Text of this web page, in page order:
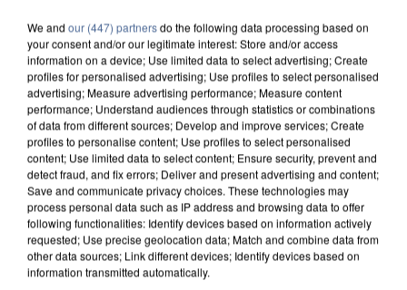
We and our (447) partnersdo the following data processing based on
your consent and/or our legitimate interest: Store and/or access
information on a device; Use limited data to select advertising; Create
profiles for personalised advertising; Use profiles to select personalised
advertising; Measure advertising performance; Measure content
performance; Understand audiences through statistics or combinations
of data from different sources; Develop and improve services; Create
profiles to personalise content; Use profiles to select personalised
content; Use limited data to select content; Ensure security, prevent and
detect fraud, and fix errors; Deliver and present advertising and content;
Save and communicate privacy choices. These technologies may
process personal data such as IP address and browsing data to offer
following functionalities: Identify devices based on information actively
requested; Use precise geolocation data; Match and combine data from
other data sources; Link different devices; Identify devices based on
information transmitted automatically.